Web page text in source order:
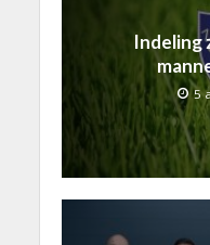
Indeling
5